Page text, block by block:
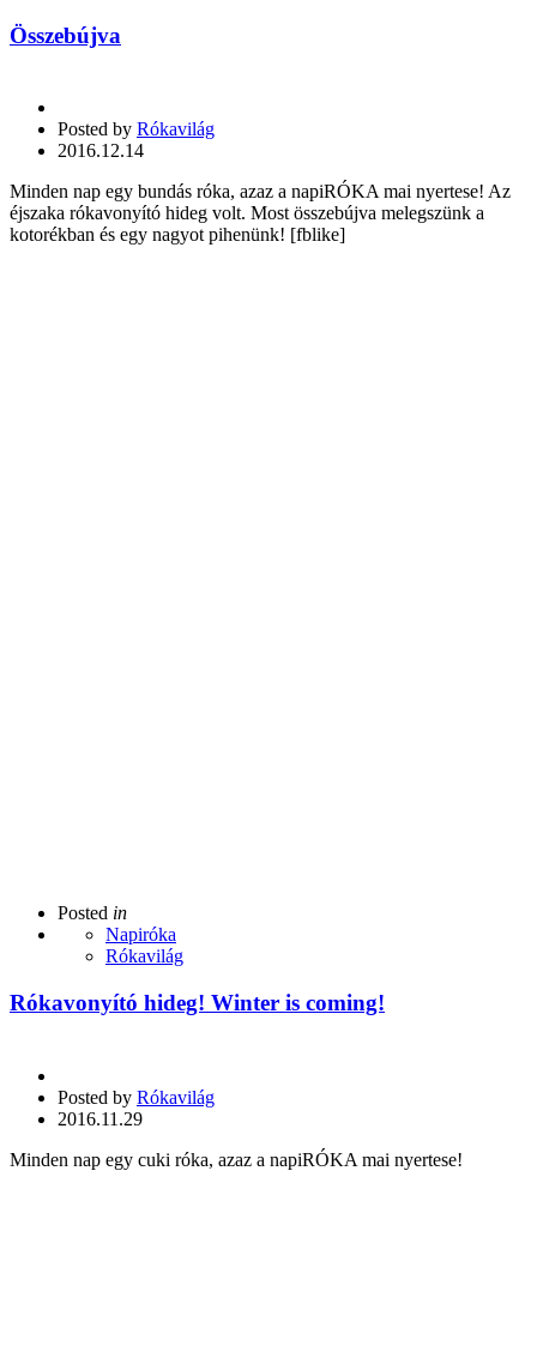
Összebújva
Posted by Rókavilág
2016.12.14
Minden nap egy bundás róka, azaz a napiRÓKA mai nyertese! Az
éjszaka rókavonyító hideg volt. Most összebújva melegszünk a
kotorékban és egy nagyot pihenünk! [fblike]
Posted in
Napiróka
Rókavilág
Rókavonyító hideg! Winter is coming!
Posted by Rókavilág
2016.11.29
Minden nap egy cuki róka, azaz a napiRÓKA mai nyertese!